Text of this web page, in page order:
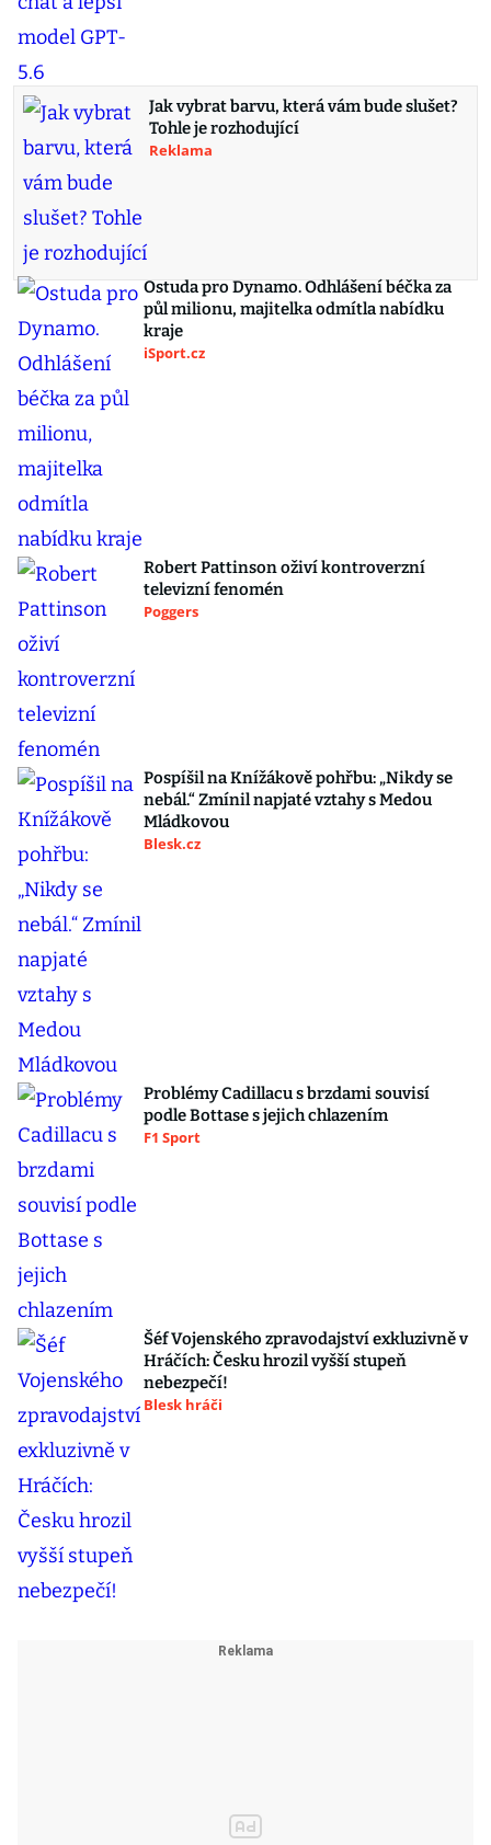
Jak vybrat barvu, která vám bude slušet?
Tohle je rozhodující
Reklama
Ostuda pro Dynamo. Odhlášení béčka za
půl milionu, majitelka odmítla nabídku
kraje
iSport.cz
Robert Pattinson oživí kontroverzní
televizní fenomén
Poggers
Pospíšil na Knížákově pohřbu: „Nikdy se
nebál.“ Zmínil napjaté vztahy s Medou
Mládkovou
Blesk.cz
Problémy Cadillacu s brzdami souvisí
podle Bottase s jejich chlazením
F1 Sport
Šéf Vojenského zpravodajství exkluzivně v
Hráčích: Česku hrozil vyšší stupeň
nebezpečí!
Blesk hráči